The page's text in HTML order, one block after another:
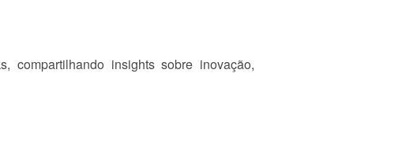
compartilhando insights sobre inovação,